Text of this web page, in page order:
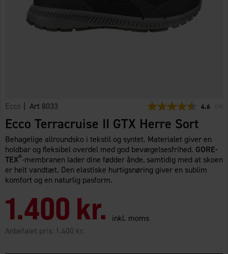
Ecco | Art 8033 4.6 79
Ecco Terracruise II GTX Herre Sort
Behagelige allroundsko i tekstil og syntet. Materialet giver en
holdbar og fleksibel overdel med god bevægelsesfrihed. GORE-
TEX®-membranen lader dine fødder ånde, samtidig med at skoen
er helt vandtæt. Den elastiske hurtigsnøring giver en sublim
komfort og en naturlig pasform.
1.400 kr.
inkl. moms
Anbefalet pris: 1.400 kr.